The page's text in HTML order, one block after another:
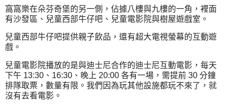
窩窩樂在朵芬奇堡的另一側，佔據八樓與九樓的一角，裡面
有沙發區、兒童西部牛仔吧、兒童電影院與樹屋遊戲室。
兒童西部牛仔吧提供親子飲品，還有超大電視螢幕的互動遊
戲。
兒童電影院播放的是與迪士尼合作的迪士尼互動電影，每天
下午 13:30、16:30、晚上 20:00 各有一場，需提前 30 分鐘
排隊取票，數量有限。我們因為玩其他設施都玩不來了，就
沒有去看電影。